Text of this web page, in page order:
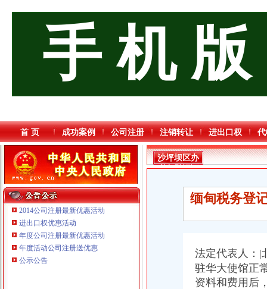
手 机 版
首 页 成功案例 公司注册 注销转让 进出口权
2014公司注册最新优惠活动
进出口权优惠活动
年度公司注册最新优惠活动
年度活动公司注册送优惠
公示公告
重庆三虹房地产营销策划有限公司
沙坪坝区办
税务登记证
缅甸税务登
法定代表人：|
驻华大使馆正
资料和费用后